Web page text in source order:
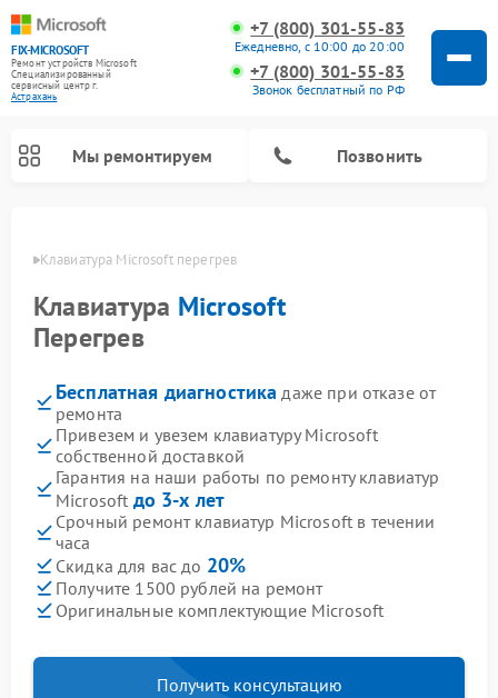
FIX-MICROSOFT
Ремонт устройств Microsoft
Специализированный
cервисный центр г.
Астрахань
+7 (800) 301-55-83
Ежедневно, с 10:00 до 20:00
+7 (800) 301-55-83
Звонок бесплатный по РФ
Мы ремонтируем Позвонить
Клавиатура Microsoft перегрев
Клавиатура Microsoft
Перегрев
Бесплатная диагностика даже при отказе от
ремонта
Привезем и увезем клавиатуру Microsoft
собственной доставкой
Гарантия на наши работы по ремонту клавиатур
Microsoft до 3-х лет
Срочный ремонт клавиатур Microsoft в течении
часа
Скидка для вас до 20%
Получите 1500 рублей на ремонт
Оригинальные комплектующие Microsoft
Получить консультацию